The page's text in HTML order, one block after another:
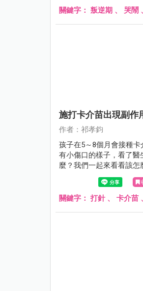
關鍵字： 叛逆期 、 哭鬧
施打卡介苗出現副作
作者：祁孝鈞
孩子在5～8個月會接種
有小傷口的樣子，看了
麼？我們一起來看看該怎
關鍵字： 打針 、 卡介苗